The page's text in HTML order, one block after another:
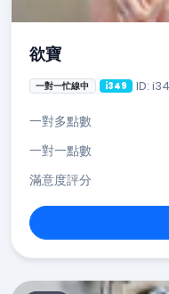
欲寶
一對一忙線中 i349 ID:
一對多點數
一對一點數
滿意度評分